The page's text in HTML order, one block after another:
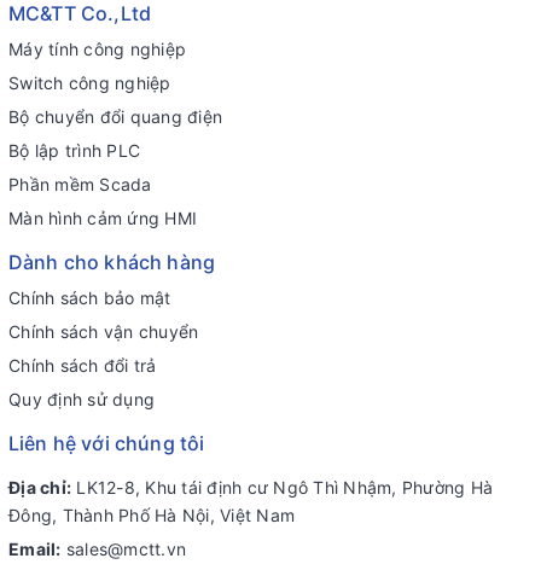
MC&TT Co.,Ltd
Máy tính công nghiệp
Switch công nghiệp
Bộ chuyển đổi quang điện
Bộ lập trình PLC
Phần mềm Scada
Màn hình cảm ứng HMI
Dành cho khách hàng
Chính sách bảo mật
Chính sách vận chuyển
Chính sách đổi trả
Quy định sử dụng
Liên hệ với chúng tôi
Địa chỉ: LK12-8, Khu tái định cư Ngô Thì Nhậm, Phường Hà
Đông, Thành Phố Hà Nội, Việt Nam
Email: sales@mctt.vn